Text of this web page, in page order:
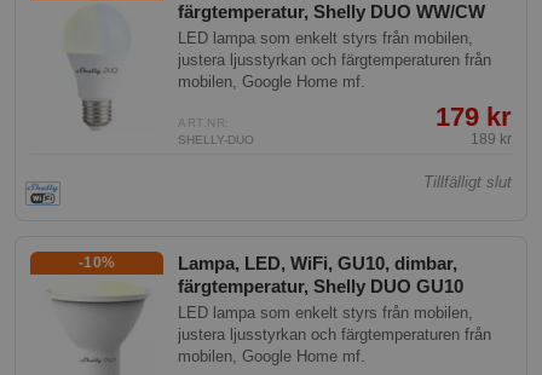
färgtemperatur, Shelly DUO WW/CW
LED lampa som enkelt styrs från mobilen,
justera ljusstyrkan och färgtemperaturen från
mobilen, Google Home mf.
ART.NR:
SHELLY-DUO
179 kr
189 kr
Tillfälligt slut
Lampa, LED, WiFi, GU10, dimbar,
färgtemperatur, Shelly DUO GU10
-10%
LED lampa som enkelt styrs från mobilen,
justera ljusstyrkan och färgtemperaturen från
mobilen, Google Home mf.